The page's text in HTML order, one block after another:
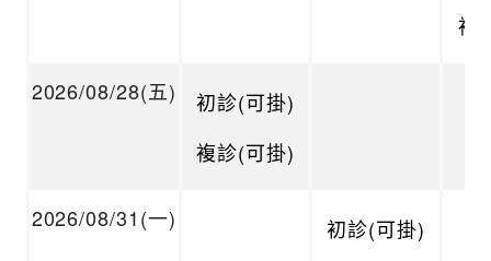
複
2026/08/28(五)
初診(可掛)
複診(可掛)
2026/08/31(一)
初診(可掛)